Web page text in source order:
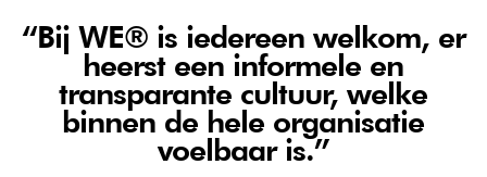
“Bij WE® is iedereen welkom, er
heerst een informele en
transparante cultuur, welke
binnen de hele organisatie
voelbaar is.”